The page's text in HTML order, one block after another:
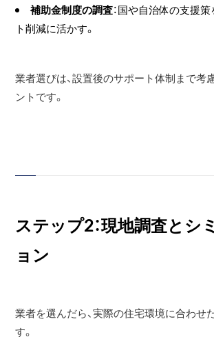
補助金制度の調査：国や自治体の支援
ト削減に活かす。
業者選びは、設置後のサポート体制まで考
ントです。
ステップ2：現地調査とシ
ョン
業者を選んだら、実際の住宅環境に合わせ
す。